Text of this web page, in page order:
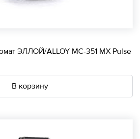
ЭЛЛОЙ/ALLOY МС-351 МХ Pulse
В корзину